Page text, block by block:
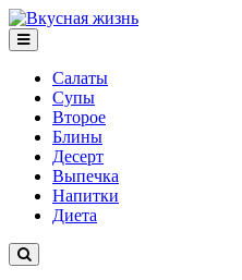
Салаты
Супы
Второе
Блины
Десерт
Выпечка
Напитки
Диета